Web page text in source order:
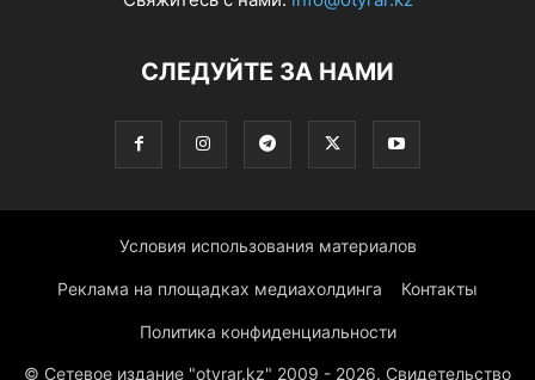
СЛЕДУЙТЕ ЗА НАМИ
Условия использования материалов
Реклама на площадках медиахолдинга Контакты
Политика конфиденциальности
© Сетевое издание "otyrar.kz" 2009 - 2026. Свидетельство